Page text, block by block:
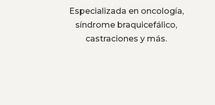
Especializada en oncología,
síndrome braquicefálico,
castraciones y más.